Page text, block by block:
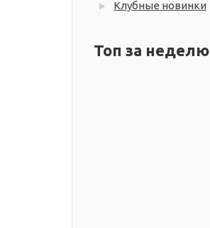
Клубные новинки
Топ за неделю